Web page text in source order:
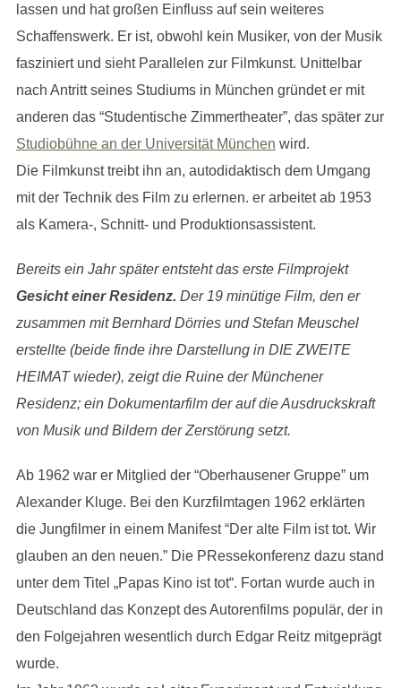
lassen und hat großen Einfluss auf sein weiteres
Schaffenswerk. Er ist, obwohl kein Musiker, von der Musik
fasziniert und sieht Parallelen zur Filmkunst. Unittelbar
nach Antritt seines Studiums in München gründet er mit
anderen das “Studentische Zimmertheater”, das später zur
Studiobühne an der Universität München wird.
Die Filmkunst treibt ihn an, autodidaktisch dem Umgang
mit der Technik des Film zu erlernen. er arbeitet ab 1953
als Kamera-, Schnitt- und Produktionsassistent.
Bereits ein Jahr später entsteht das erste Filmprojekt
Gesicht einer Residenz. Der 19 minütige Film, den er
zusammen mit Bernhard Dörries und Stefan Meuschel
erstellte (beide finde ihre Darstellung in DIE ZWEITE
HEIMAT wieder), zeigt die Ruine der Münchener
Residenz; ein Dokumentarfilm der auf die Ausdruckskraft
von Musik und Bildern der Zerstörung setzt.
Ab 1962 war er Mitglied der “Oberhausener Gruppe” um
Alexander Kluge. Bei den Kurzfilmtagen 1962 erklärten
die Jungfilmer in einem Manifest “Der alte Film ist tot. Wir
glauben an den neuen.” Die PRessekonferenz dazu stand
unter dem Titel „Papas Kino ist tot“. Fortan wurde auch in
Deutschland das Konzept des Autorenfilms populär, der in
den Folgejahren wesentlich durch Edgar Reitz mitgeprägt
wurde.